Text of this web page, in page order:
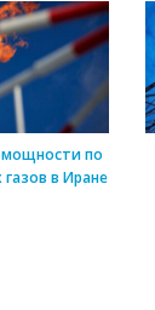
по
в Иране